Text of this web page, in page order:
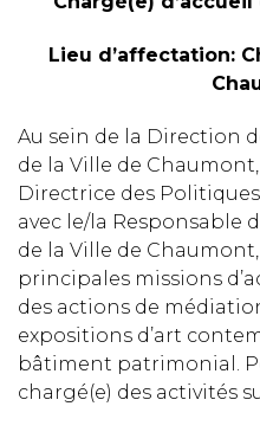
Lieu d’affectation:
Au sein de la Direction
de la Ville de
Directrice des
avec le/la Responsable
de la Ville de
principales missions
des actions de
expositions d’art
bâtiment patrimonial.
chargé(e) des activités